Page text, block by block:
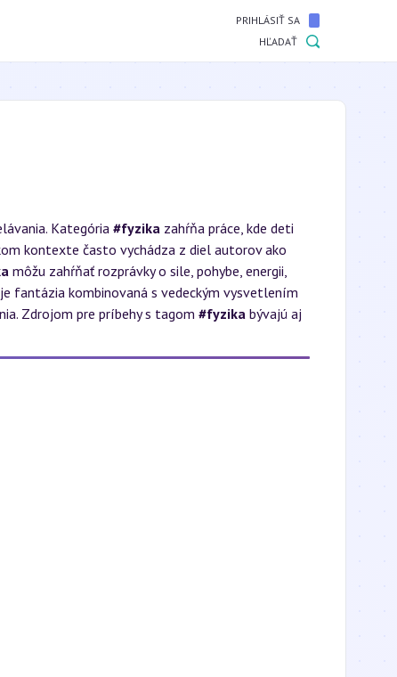
PRIHLÁSIŤ SA
HĽADAŤ
Kategória #fyzika zahŕňa práce, kde deti
kontexte často vychádza z diel autorov ako
môžu zahŕňať rozprávky o sile, pohybe, energii,
fantázia kombinovaná s vedeckým vysvetlením
Zdrojom pre príbehy s tagom #fyzika bývajú aj